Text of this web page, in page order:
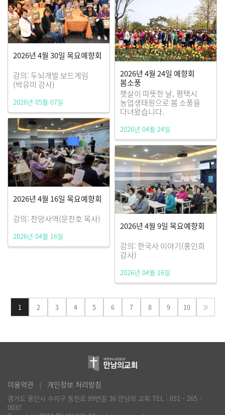
2026년 4월 30일 목요예향회
강의: 두뇌개발 보드게임
(박유미 강사)
2026년 05월 07일
2026년 4월 24일 예향회
봄소풍
햇살이 따뜻한 날, 평택시
농업생태원으로 봄 소풍을
다녀왔습니다.
2026년 04월 24일
2026년 4월 16일 목요예향회
강의: 찬양사역(문찬호 목사)
2026년 04월 16일
2026년 4월 9일 목요예향회
강의: 한국사 이야기(홍인희
강사)
2026년 04월 16일
1 2 3 4 5 6 7 8 9 10
이용약관 개인정보 처리방침
경기도 용인시 수지구 동천로 99번길 36 만남의 교회 TEL : 031 - 265 -
0037